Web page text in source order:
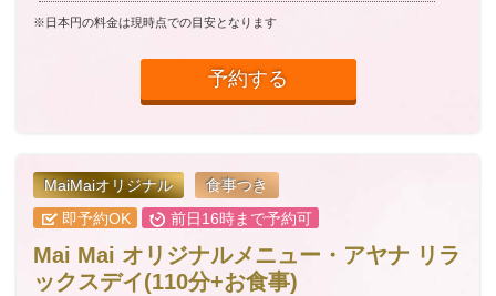
※日本円の料金は現時点での目安となります
予約する
MaiMaiオリジナル
食事つき
即予約OK
前日16時まで予約可
Mai Mai オリジナルメニュー・アヤナ リラ
ックスデイ(110分+お食事)